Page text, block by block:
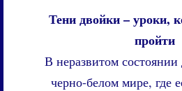
Тени двойки – уроки,
пройти
В неразвитом
черно-белом мире, где